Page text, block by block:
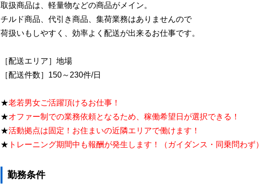
取扱商品は、軽量物などの商品がメイン。
チルド商品、代引き商品、集荷業務はありませんので
荷扱いもしやすく、効率よく配送が出来るお仕事です。
［配送エリア］地場
［配送件数］150～230件/日
★老若男女ご活躍頂けるお仕事！
★オファー制での業務依頼となるため、稼働希望日が選択できる！
★活動拠点は固定！お住まいの近隣エリアで働けます！
★ トレーニング期間中も報酬が発生します！（ ガイダンス ・同乗問わず）
勤務条件